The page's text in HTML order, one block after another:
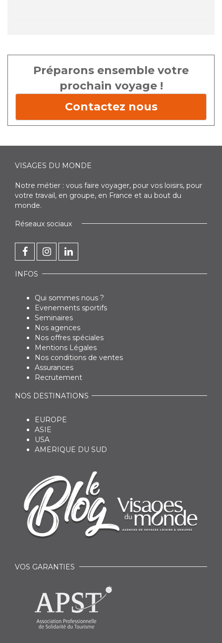
Préparons ensemble votre
prochain voyage !
Contactez nous
VISAGES DU MONDE
Notre métier : vous faire voyager, pour vos loisirs, pour
votre travail, en groupe, en France et au bout du
monde.
Réseaux sociaux
INFOS
Qui sommes nous ?
Evenements sportifs
Seminaires
Nos agences
Nos offres spéciales
Mentions Légales
Nos conditions de ventes
Assurances
Recrutement
NOS DESTINATIONS
EUROPE
ASIE
USA
AMERIQUE DU SUD
VOS GARANTIES